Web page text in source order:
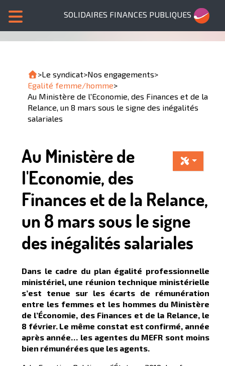
SOLIDAIRES FINANCES PUBLIQUES
>Le syndicat>Nos engagements>
Egalité femme/homme>
Au Ministère de l'Economie, des Finances et de la
Relance, un 8 mars sous le signe des inégalités
salariales
Au Ministère de
l'Economie, des
Finances et de la Relance,
un 8 mars sous le signe
des inégalités salariales
Dans le cadre du plan égalité professionnelle
ministériel, une réunion technique ministérielle
s’est tenue sur les écarts de rémunération
entre les femmes et les hommes du Ministère
de l’Économie, des Finances et de la Relance, le
8 février. Le même constat est confirmé, année
après année… les agentes du MEFR sont moins
bien rémunérées que les agents.